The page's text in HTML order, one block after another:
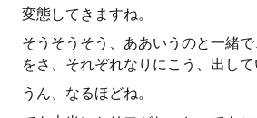
変態してきますね。
そうそうそう、ああいうのと一緒
をさ、それぞれなりにこう、出して
うん、なるほどね。